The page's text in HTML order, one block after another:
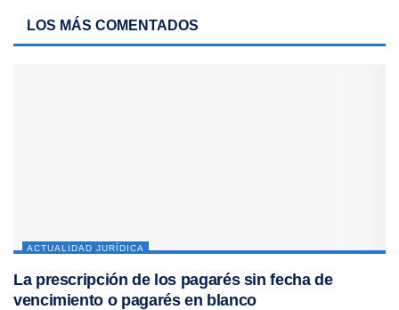
LOS MÁS COMENTADOS
ACTUALIDAD JURÍDICA
La prescripción de los pagarés sin fecha de
vencimiento o pagarés en blanco